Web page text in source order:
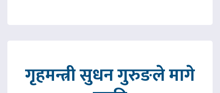
गृहमन्त्री सुधन गुरुङले मागे